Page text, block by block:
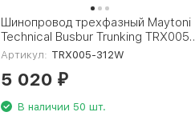
Шинопровод трехфазный Maytoni
Technical Busbur Trunking TRX005-
312W
Артикул: TRX005-312W
5 020 ₽
В наличии 50 шт.